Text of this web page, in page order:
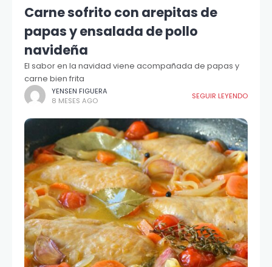
Carne sofrito con arepitas de
papas y ensalada de pollo
navideña
El sabor en la navidad viene acompañada de papas y
carne bien frita
YENSEN FIGUERA
8 MESES AGO
SEGUIR LEYENDO